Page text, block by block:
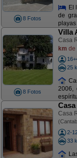
8 Fotos
El
de
playas
8 Fotos
Villa
Casa
km de
25
2006,
Casa
2-
33